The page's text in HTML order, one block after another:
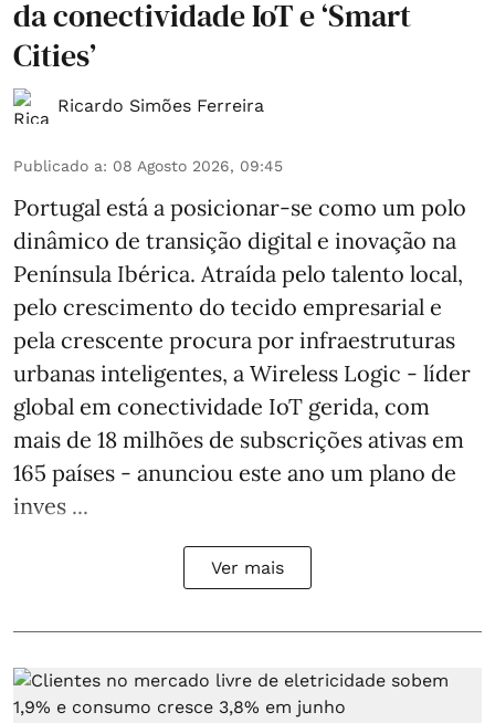
da conectividade IoT e ‘Smart
Cities’
Ricardo Simões Ferreira
Publicado a: 08 Agosto 2026, 09:45
Portugal está a posicionar-se como um polo
dinâmico de transição digital e inovação na
Península Ibérica. Atraída pelo talento local,
pelo crescimento do tecido empresarial e
pela crescente procura por infraestruturas
urbanas inteligentes, a Wireless Logic - líder
global em conectividade IoT gerida, com
mais de 18 milhões de subscrições ativas em
165 países - anunciou este ano um plano de
inves ...
Ver mais